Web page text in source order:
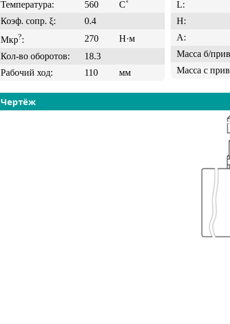
Температура:
560
C˚
Коэф. сопр. ξ:
0.4
Мкр?: 270
Н·м
Кол-во оборотов:
18.3
Рабочий ход:
110 мм
L:
H:
A:
Масса б/
Масса с
Чертёж